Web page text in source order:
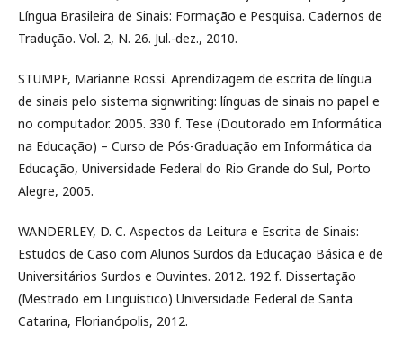
Língua Brasileira de Sinais: Formação e Pesquisa. Cadernos de
Tradução. Vol. 2, N. 26. Jul.-dez., 2010.
STUMPF, Marianne Rossi. Aprendizagem de escrita de língua
de sinais pelo sistema signwriting: línguas de sinais no papel e
no computador. 2005. 330 f. Tese (Doutorado em Informática
na Educação) – Curso de Pós-Graduação em Informática da
Educação, Universidade Federal do Rio Grande do Sul, Porto
Alegre, 2005.
WANDERLEY, D. C. Aspectos da Leitura e Escrita de Sinais:
Estudos de Caso com Alunos Surdos da Educação Básica e de
Universitários Surdos e Ouvintes. 2012. 192 f. Dissertação
(Mestrado em Linguístico) Universidade Federal de Santa
Catarina, Florianópolis, 2012.